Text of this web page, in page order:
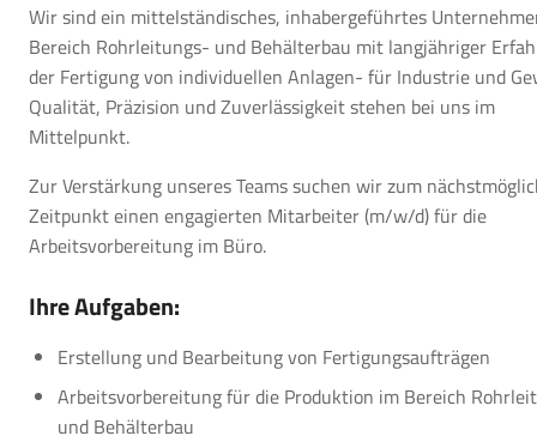
Wir sind ein mittelständisches, inhabergeführtes
Bereich Rohrleitungs- und Behälterbau mit langjähriger
der Fertigung von individuellen Anlagen- für Industrie und
Qualität, Präzision und Zuverlässigkeit stehen bei uns im
Mittelpunkt.
Zur Verstärkung unseres Teams suchen wir zum
Zeitpunkt einen engagierten Mitarbeiter (m/w/d) für die
Arbeitsvorbereitung im Büro.
Ihre Aufgaben:
Erstellung und Bearbeitung von Fertigungsaufträgen
Arbeitsvorbereitung für die Produktion im Bereich
und Behälterbau